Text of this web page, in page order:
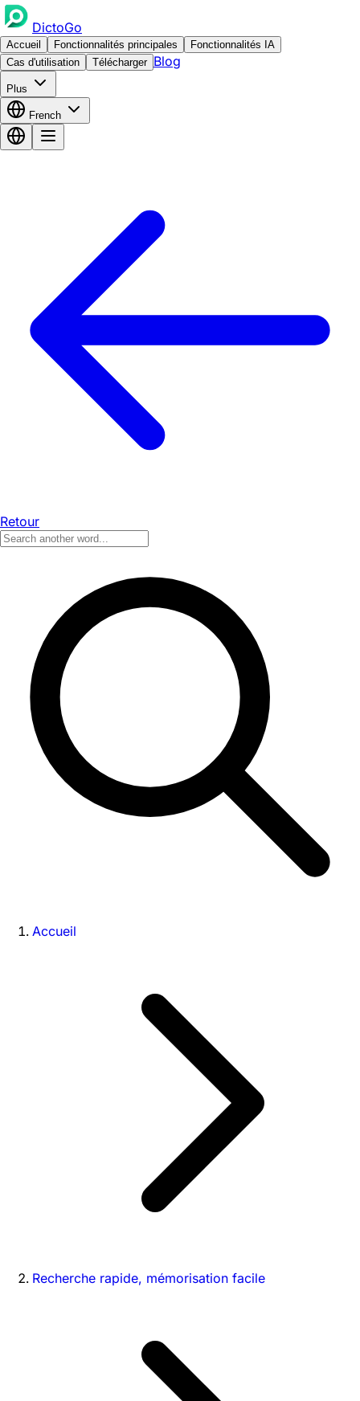
DictoGo
Accueil Fonctionnalités principales
Fonctionnalités IA
Cas d'utilisation
Télécharger Blog
Plus
French
Retour
Accueil
Recherche rapide, mémorisation facile